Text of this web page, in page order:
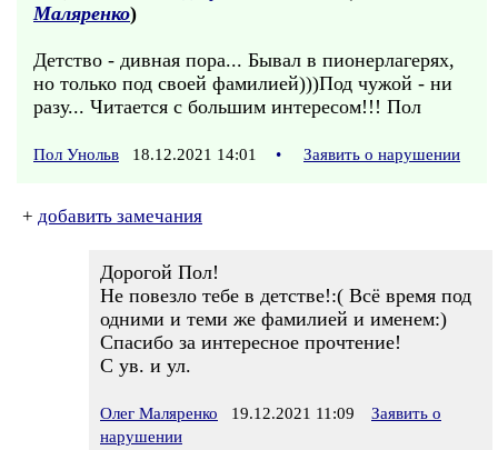
Маляренко)
Детство - дивная пора... Бывал в пионерлагерях,
но только под своей фамилией)))Под чужой - ни
разу... Читается с большим интересом!!! Пол
Пол Унольв 18.12.2021 14:01 • Заявить о нарушении
+ добавить замечания
Дорогой Пол!
Не повезло тебе в детстве!:( Всё время под
одними и теми же фамилией и именем:)
Спасибо за интересное прочтение!
С ув. и ул.
Олег Маляренко 19.12.2021 11:09
Заявить о
нарушении